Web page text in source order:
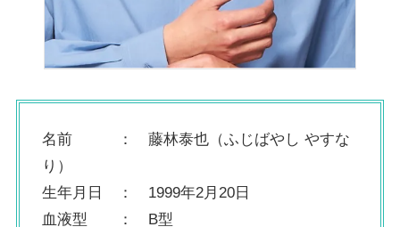
名前 ： 藤林泰也（ふじばやし やすな
り）
生年月日 ： 1999年2月20日
血液型 ： B型